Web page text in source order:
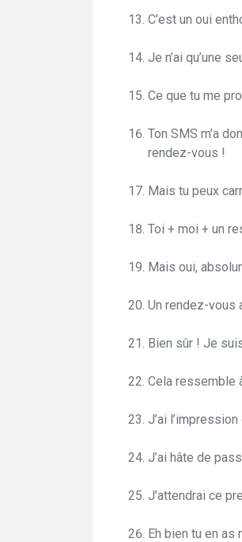
C’est un oui
Je n’ai qu’une
Ce que tu me
Ton SMS m’a
rendez-vous !
Mais tu peux
Toi + moi + un
Mais oui,
Un rendez-vous
Bien sûr ! Je
Cela ressemble
J’ai
J’ai hâte de
J’attendrai ce
Eh bien tu en